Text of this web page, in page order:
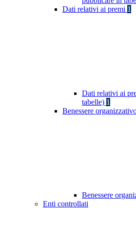
Dati relativi ai premi 1
Dati relativi ai
tabelle) 1
Benessere
Benessere
Enti controllati